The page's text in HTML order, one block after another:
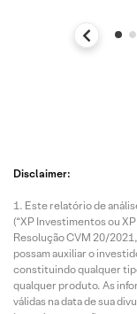
Disclaimer:
Este relatório de
(“XP Investimentos ou
Resolução CVM 20/
possam auxiliar o
constituindo qualquer
qualquer produto. As
válidas na data de sua